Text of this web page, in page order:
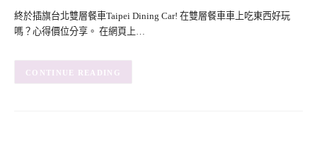
終於插旗台北雙層餐車Taipei Dining Car! 在雙層餐車車上吃東西好玩
嗎？心得價位分享。 在網頁上…
CONTINUE READING